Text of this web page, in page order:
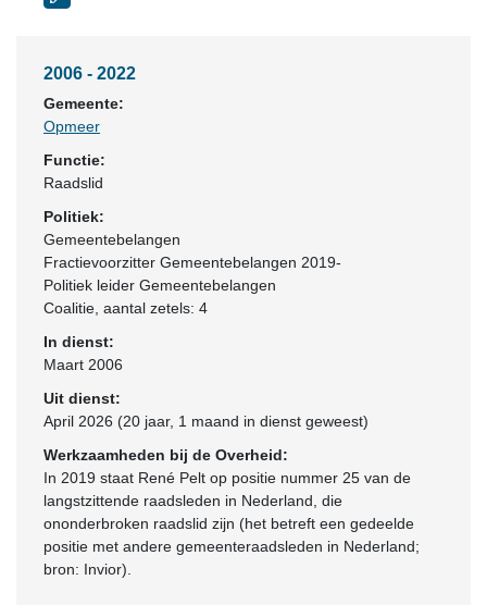
2006 - 2022
Gemeente:
Opmeer
Functie:
Raadslid
Politiek:
Gemeentebelangen
Fractievoorzitter Gemeentebelangen 2019-
Politiek leider Gemeentebelangen
Coalitie , aantal zetels: 4
In dienst:
Maart 2006
Uit dienst:
April 2026 (20 jaar, 1 maand in dienst geweest)
Werkzaamheden bij de Overheid:
In 2019 staat René Pelt op positie nummer 25 van de
langstzittende raadsleden in Nederland, die
ononderbroken raadslid zijn (het betreft een gedeelde
positie met andere gemeenteraadsleden in Nederland;
bron: Invior).